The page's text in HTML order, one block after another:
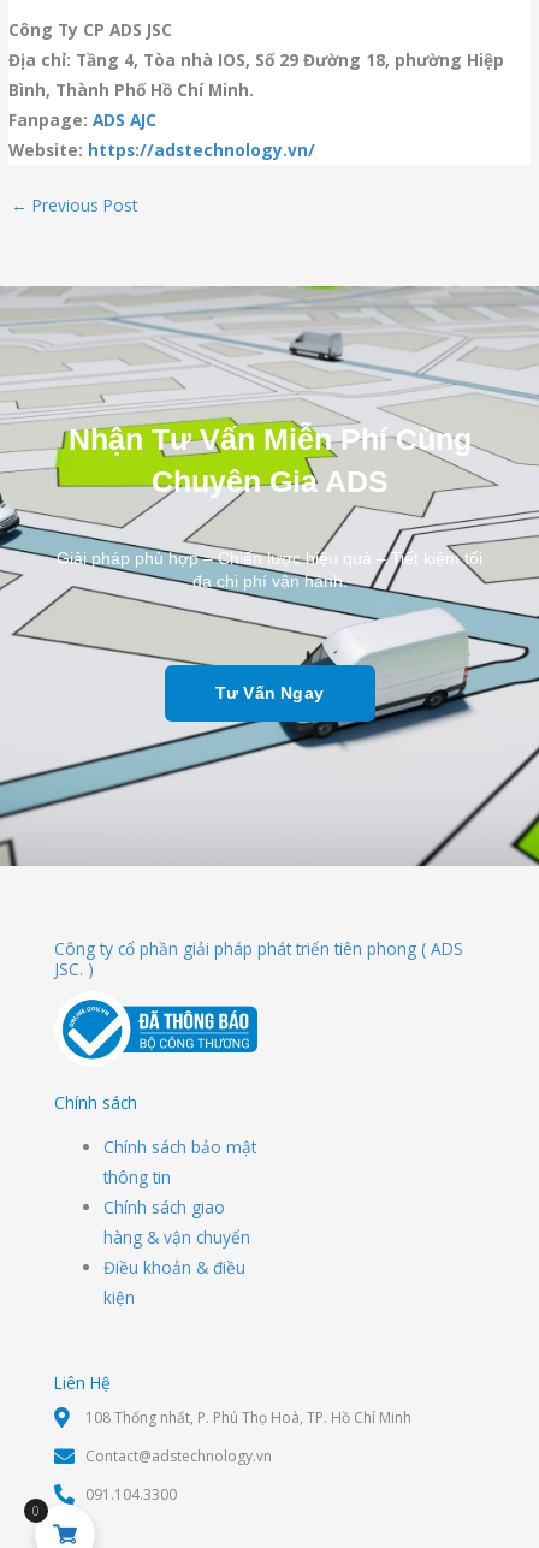
Công Ty CP ADS JSC
Địa chỉ: Tầng 4, Tòa nhà IOS, Số 29 Đường 18, phường Hiệp
Bình, Thành Phố Hồ Chí Minh.
Fanpage:ADS AJC
Website: https://adstechnology.vn/
← Previous Post
Nhận Tư Vấn Miễn Phí Cùng
Chuyên Gia ADS
Giải pháp phù hợp – Chiến lược hiệu quả – Tiết kiệm tối
đa chi phí vận hành.
Tư Vấn Ngay
Công ty cổ phần giải pháp phát triển tiên phong ( ADS
JSC. )
Chính sách
Chính sách bảo mật
thông tin
Chính sách giao
hàng & vận chuyển
Điều khoản & điều
kiện
Liên Hệ
108 Thống nhất, P. Phú Thọ Hoà, TP. Hồ Chí Minh
Contact@adstechnology.vn
091.104.3300
0